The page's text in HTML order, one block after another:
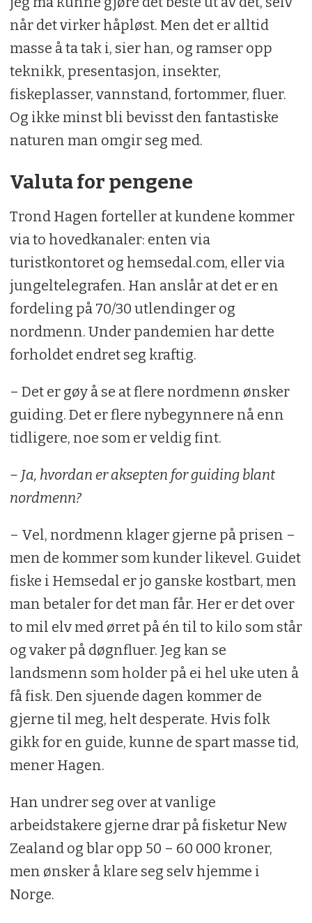
når det virker håpløst. Men det er alltid
masse å ta tak i, sier han, og ramser opp
teknikk, presentasjon, insekter,
fiskeplasser, vannstand, fortommer, fluer.
Og ikke minst bli bevisst den fantastiske
naturen man omgir seg med.
Valuta for pengene
Trond Hagen forteller at kundene kommer
via to hovedkanaler: enten via
turistkontoret og hemsedal.com, eller via
jungeltelegrafen. Han anslår at det er en
fordeling på 70/30 utlendinger og
nordmenn. Under pandemien har dette
forholdet endret seg kraftig.
– Det er gøy å se at flere nordmenn ønsker
guiding. Det er flere nybegynnere nå enn
tidligere, noe som er veldig fint.
– Ja, hvordan er aksepten for guiding blant
nordmenn?
– Vel, nordmenn klager gjerne på prisen –
men de kommer som kunder likevel. Guidet
fiske i Hemsedal er jo ganske kostbart, men
man betaler for det man får. Her er det over
to mil elv med ørret på én til to kilo som står
og vaker på døgnfluer. Jeg kan se
landsmenn som holder på ei hel uke uten å
få fisk. Den sjuende dagen kommer de
gjerne til meg, helt desperate. Hvis folk
gikk for en guide, kunne de spart masse tid,
mener Hagen.
Han undrer seg over at vanlige
arbeidstakere gjerne drar på fisketur New
Zealand og blar opp 50 – 60 000 kroner,
men ønsker å klare seg selv hjemme i
Norge.